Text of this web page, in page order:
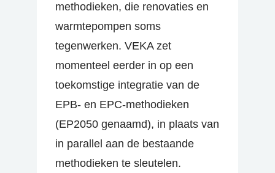
methodieken, die renovaties en
warmtepompen soms
tegenwerken. VEKA zet
momenteel eerder in op een
toekomstige integratie van de
EPB- en EPC-methodieken
(EP2050 genaamd), in plaats van
in parallel aan de bestaande
methodieken te sleutelen.